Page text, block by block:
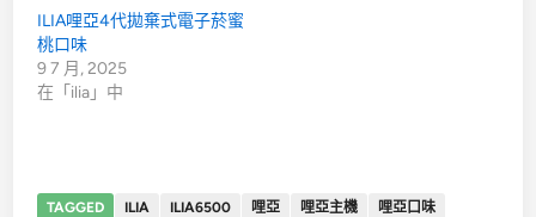
ILIA哩亞4代拋棄式電子菸蜜
桃口味
9 7 月, 2025
在「ilia」中
TAGGED ILIA ILIA6500 哩亞 哩亞主機
哩亞口味